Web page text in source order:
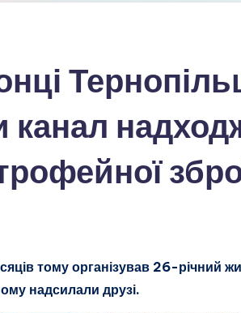
канал
тому організував 26-
надсилали друзі.